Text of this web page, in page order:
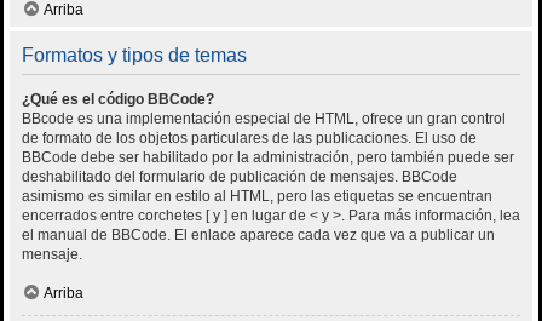
Arriba
Formatos y tipos de temas
¿Qué es el código BBCode?
BBcode es una implementación especial de HTML, ofrece un gran control
de formato de los objetos particulares de las publicaciones. El uso de
BBCode debe ser habilitado por la administración, pero también puede ser
deshabilitado del formulario de publicación de mensajes. BBCode
asimismo es similar en estilo al HTML, pero las etiquetas se encuentran
encerrados entre corchetes [ y ] en lugar de < y >. Para más información, lea
el manual de BBCode. El enlace aparece cada vez que va a publicar un
mensaje.
Arriba